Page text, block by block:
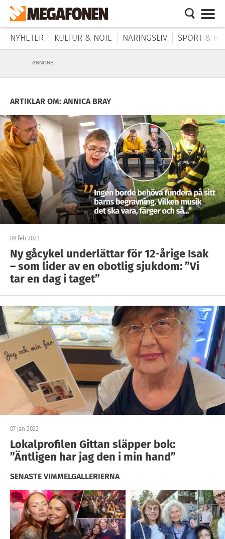
NYHETER KULTUR & NÖJE NÄRINGSLIV SPORT &
ANNONS
ARTIKLAR OM: ANNICA BRAY
09 feb 2023
Ny gåcykel underlättar för 12-årige Isak
– som lider av en obotlig sjukdom: ”Vi
tar en dag i taget”
07 jan 2022
Lokalprofilen Gittan släpper bok:
”Äntligen har jag den i min hand”
SENASTE VIMMELGALLERIERNA